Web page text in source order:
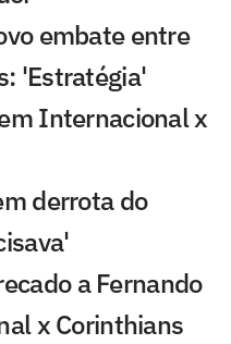
embate entre
'Estratégia'
Internacional x
derrota do
a Fernando
x Corinthians